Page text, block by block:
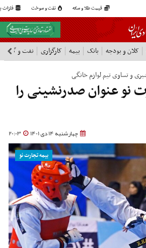
قیمت طلا و سکه نفت و سوخت فلزات
کلان و بودجه بانک بیمه کارگزاری نفت و گاز
و تساوی تیم لوازم خانگی
نو عنوان صدرنشینی را
چهارشنبه 14 دی 1401 20:03
بیمه تجارت نو